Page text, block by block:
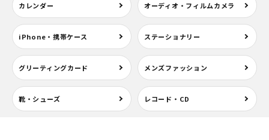
カレンダー オーディオ・フィルムカメラ
iPhone・携帯ケース ステーショナリー
グリーティングカード メンズファッション
靴・シューズ レコード・CD